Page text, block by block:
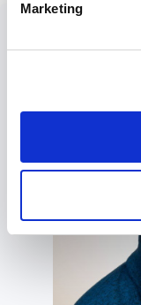
Marketing